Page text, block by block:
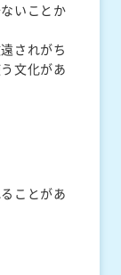
いことか
されがち
文化があ
ことがあ